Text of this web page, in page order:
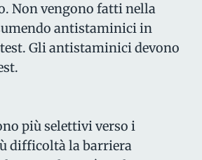
Non vengono fatti nella
antistaminici in
Gli antistaminici devono
più selettivi verso i
difficoltà la barriera